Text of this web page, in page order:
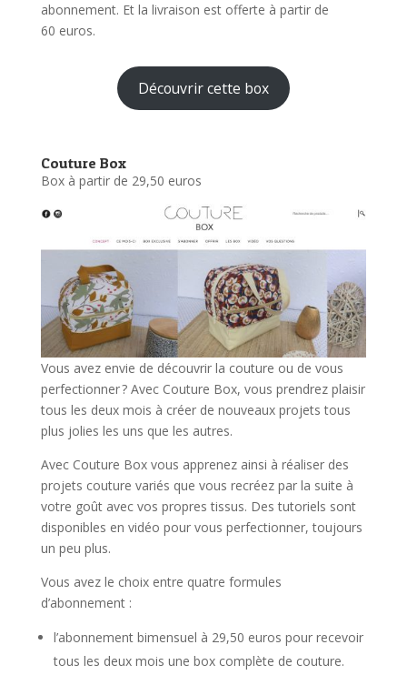
abonnement. Et la livraison est offerte à partir de
60 euros.
Découvrir cette box
Couture Box
Box à partir de 29,50 euros
Vous avez envie de découvrir la couture ou de vous
perfectionner ? Avec Couture Box, vous prendrez plaisir
tous les deux mois à créer de nouveaux projets tous
plus jolies les uns que les autres.
Avec Couture Box vous apprenez ainsi à réaliser des
projets couture variés que vous recréez par la suite à
votre goût avec vos propres tissus. Des tutoriels sont
disponibles en vidéo pour vous perfectionner, toujours
un peu plus.
Vous avez le choix entre quatre formules
d’abonnement :
l’abonnement bimensuel à 29,50 euros pour recevoir
tous les deux mois une box complète de couture.